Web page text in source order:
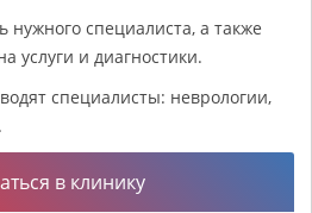
специалиста, а также
услуги и диагностики.
специалисты: неврологии,
в клинику